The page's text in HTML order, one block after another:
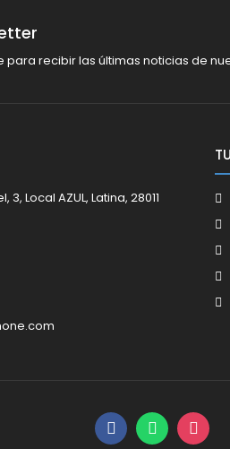
para recibir las últimas noticias de
Local AZUL, Latina, 28011